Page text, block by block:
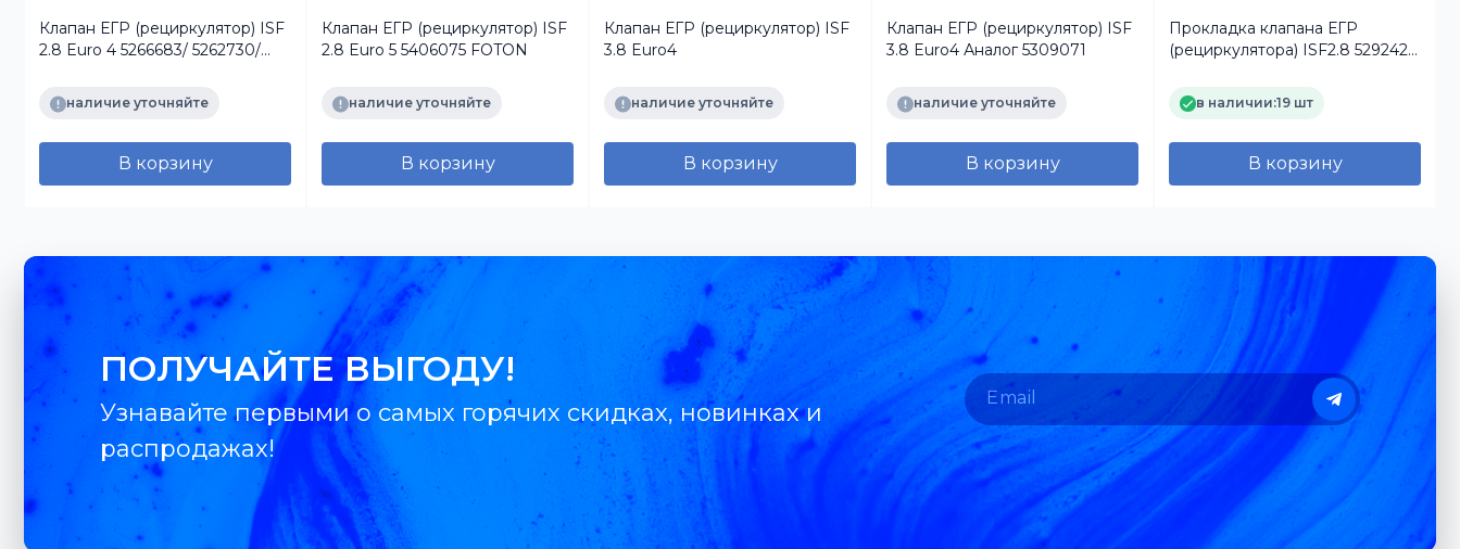
Клапан ЕГР (рециркулятор) ISF
2.8 Euro 4 5266683/ 5262730/
FOTONналичие уточняйте
В корзину
Клапан ЕГР (рециркулятор) ISF
2.8 Euro 5 5406075 FOTON
наличие уточняйте
В корзину
Клапан ЕГР (рециркулятор) ISF
3.8 Euro4
наличие уточняйте
В корзину
Клапан ЕГР (рециркулятор) ISF
3.8 Euro4 Аналог 5309071
наличие уточняйте
В корзину
Прокладка клапана ЕГР
(рециркулятора) ISF2.8 5292427
в наличии:19 шт
В корзину
ПОЛУЧАЙТЕ ВЫГОДУ!
Узнавайте первыми о самых горячих скидках, новинках и
распродажах!